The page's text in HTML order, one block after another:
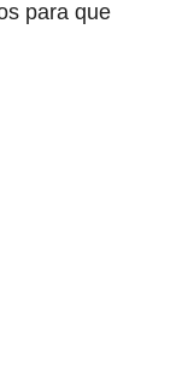
para que